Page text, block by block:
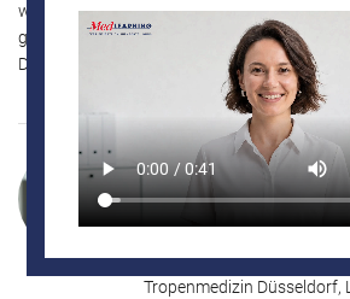
weiterhin Unsicherheiten, die häufig auf
grundlegender biologischer Prinzipien
Diese CME gibt eine evidenzbasierte
Wirkmechanismus, pharmakokinetische
Sicherheitsprofil, klinische Wirksamkeit und
Häufige Mythen werden systematisch
wissenschaftlichen Fakten
Diese Fortbildung bietet einen kompakten,
über mRNA-Impfstoffe und ihre klinische
Patientenkommunikation anzuwenden.
Prof. Dr. med.
Tomas Jelinek
Medizinischer Direktor des
Leiter des CRM Centrum
Tropenmedizin